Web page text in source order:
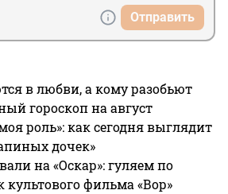
Отправить
в любви, а кому разобьют
гороскоп на август
роль»: как сегодня выглядит
дочек»
на «Оскар»: гуляем по
культового фильма «Вор»